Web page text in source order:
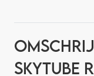
Skytube